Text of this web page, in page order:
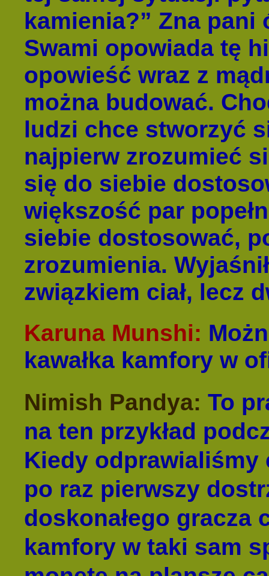
kamienia?” Zna
Swami opowiada tę
opowieść wraz z
można budować.
ludzi chce stworzyć
najpierw zrozumieć
się do siebie
większość par
siebie dostosować,
zrozumienia.
związkiem ciał, lecz
Karuna Munshi:
kawałka kamfory w
Nimish Pandya: To
na ten przykład
Kiedy
po raz pierwszy
doskonałego gracza
kamfory w taki sam